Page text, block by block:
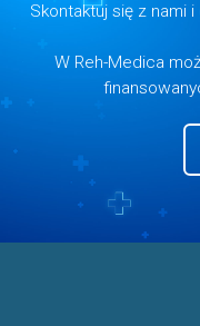
Skontaktuj się z nami
W Reh-Medica